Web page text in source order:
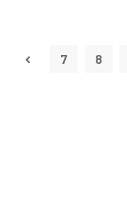
7 8